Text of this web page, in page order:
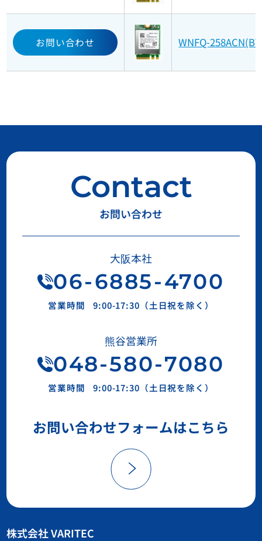
お問い合わせ WNFQ-
Contact
お問い合わせ
大阪本社
06-6885-4700
営業時間 9:00-17:30（土日祝を除く）
熊谷営業所
048-580-7080
営業時間 9:00-17:30（土日祝を除く）
お問い合わせフォームはこちら
株式会社 VARITEC